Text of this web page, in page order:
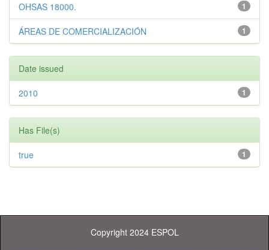
1
OHSAS 18000.
1
ÁREAS DE COMERCIALIZACIÓN
Date issued
1
2010
Has File(s)
1
true
Copyright 2024 ESPOL